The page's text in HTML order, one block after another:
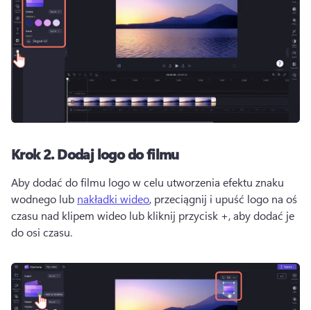
Krok 2.Dodaj logo do filmu
Aby dodać do filmu logo w celu utworzenia efektu znaku
wodnego lub nakładki wideo, przeciągnij i upuść logo na oś
czasu nad klipem wideo lub kliknij przycisk +, aby dodać je
do osi czasu.